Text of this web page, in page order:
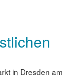
in Dresden am